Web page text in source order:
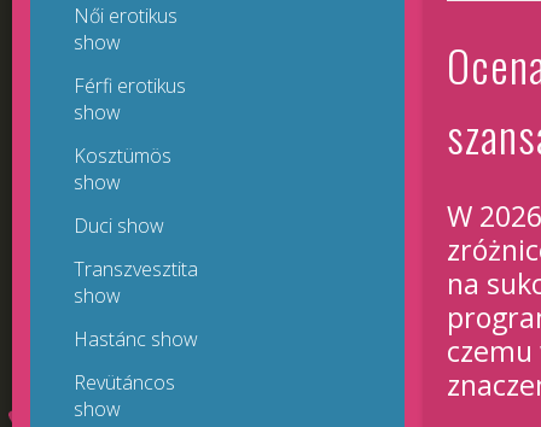
W
na
Női erotikus
show
Férfi erotikus
show
Kosztümös
show
Duci show
Transzvesztita
show
Hastánc show
Revütáncos
show